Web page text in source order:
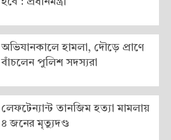
অভিযানকালে হামলা, দৌড়ে প্রাণে
বাঁচলেন পুলিশ সদস্যরা
লেফটেন্যান্ট তানজিম হত্যা মামলায়
৪ জনের মৃত্যুদণ্ড